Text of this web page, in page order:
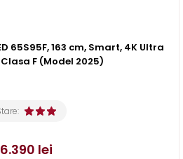
65S95F, 163 cm, Smart, 4K Ultra
Clasa F (Model 2025)
6.390 lei